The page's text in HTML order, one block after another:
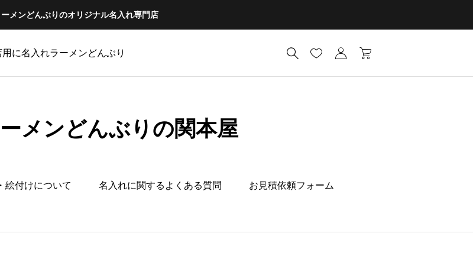
ーメンどんぶりのオリジナル名入れ専門店
に名入れラーメンどんぶり
メンどんぶりの関本屋
絵付けについて 名入れに関するよくある質問 お見積依頼フォーム